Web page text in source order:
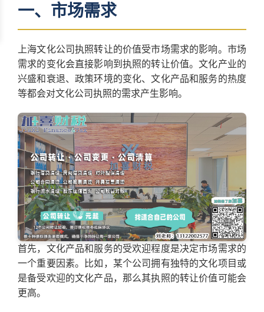
一、市场需求
上海文化公司执照转让的价值受市场需求的影响。市场
需求的变化会直接影响到执照的转让价值。文化产业的
兴盛和衰退、政策环境的变化、文化产品和服务的热度
等都会对文化公司执照的需求产生影响。
首先，文化产品和服务的受欢迎程度是决定市场需求的
一个重要因素。比如，某个公司拥有独特的文化项目或
是备受欢迎的文化产品，那么其执照的转让价值可能会
更高。